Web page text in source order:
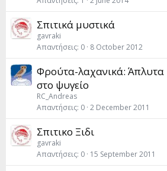
Σπιτικά μυστικά
gavraki
Απαντήσεις 0 8 October 2012
Φρούτα-λαχανικά: Άπλυτα
στο ψυγείο
RC_Andreas
Απαντήσεις 0 2 December 2011
Σπιτικο Ξιδι
gavraki
Απαντήσεις 0 15 September 2011